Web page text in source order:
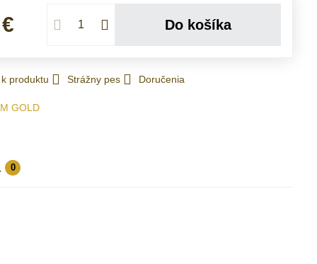
Do košíka
produktu Strážny pes Doručenia
GOLD
0